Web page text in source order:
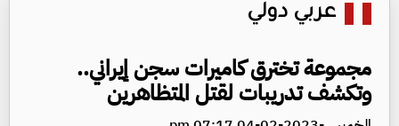
عربي دولي
مجموعة تخترق كاميرات سجن إيراني..
وتكشف تدريبات لقتل المتظاهرين